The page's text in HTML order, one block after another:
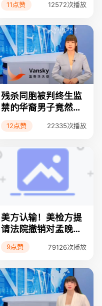
11点赞 12572次播放
残杀同胞被判终生监
禁的华裔男子竟然提
前三年获得假释！；
过分！Canada post
增收的附加费高达2
12点赞 22335次播放
美方认输！美检方提
请法院撤销对孟晚舟
的指控；华人圈内换
汇诈骗大温一经纪44
大温地产局最新报告
披露11月房屋成交量
暴跌，房价还得跌！
9点赞 79126次播放